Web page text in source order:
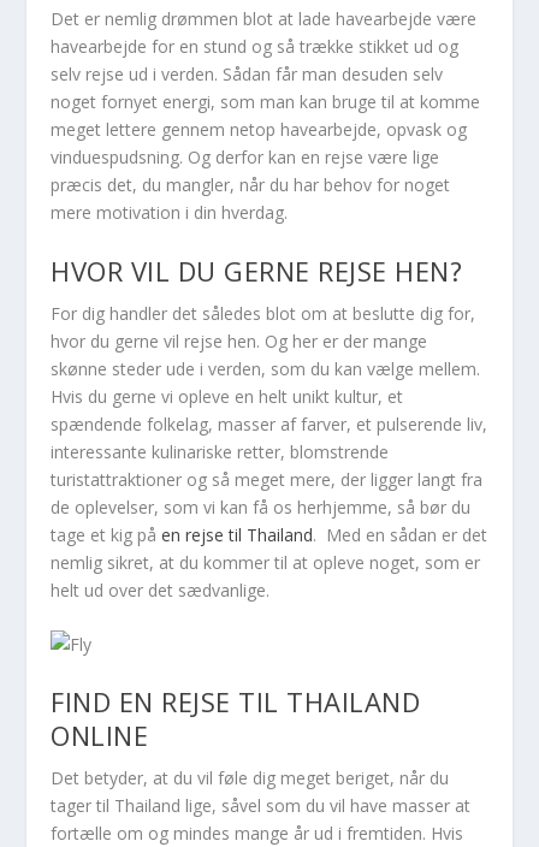
Det er nemlig drømmen blot at lade havearbejde være
havearbejde for en stund og så trække stikket ud og
selv rejse ud i verden. Sådan får man desuden selv
noget fornyet energi, som man kan bruge til at komme
meget lettere gennem netop havearbejde, opvask og
vinduespudsning. Og derfor kan en rejse være lige
præcis det, du mangler, når du har behov for noget
mere motivation i din hverdag.
HVOR VIL DU GERNE REJSE HEN?
For dig handler det således blot om at beslutte dig for,
hvor du gerne vil rejse hen. Og her er der mange
skønne steder ude i verden, som du kan vælge mellem.
Hvis du gerne vi opleve en helt unikt kultur, et
spændende folkelag, masser af farver, et pulserende liv,
interessante kulinariske retter, blomstrende
turistattraktioner og så meget mere, der ligger langt fra
de oplevelser, som vi kan få os herhjemme, så bør du
tage et kig påen rejse til Thailand. Med en sådan er det
nemlig sikret, at du kommer til at opleve noget, som er
helt ud over det sædvanlige.
FIND EN REJSE TIL THAILAND
ONLINE
Det betyder, at du vil føle dig meget beriget, når du
tager til Thailand lige, såvel som du vil have masser at
fortælle om og mindes mange år ud i fremtiden. Hvis